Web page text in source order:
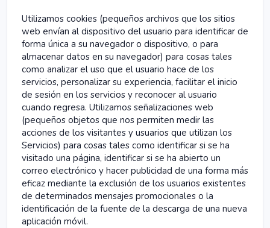
Utilizamos cookies (pequeños archivos que los sitios
web envían al dispositivo del usuario para identificar de
forma única a su navegador o dispositivo, o para
almacenar datos en su navegador) para cosas tales
como analizar el uso que el usuario hace de los
servicios, personalizar su experiencia, facilitar el inicio
de sesión en los servicios y reconocer al usuario
cuando regresa. Utilizamos señalizaciones web
(pequeños objetos que nos permiten medir las
acciones de los visitantes y usuarios que utilizan los
Servicios) para cosas tales como identificar si se ha
visitado una página, identificar si se ha abierto un
correo electrónico y hacer publicidad de una forma más
eficaz mediante la exclusión de los usuarios existentes
de determinados mensajes promocionales o la
identificación de la fuente de la descarga de una nueva
aplicación móvil.